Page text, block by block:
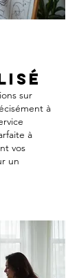
sur
à
à
vos
un
avec